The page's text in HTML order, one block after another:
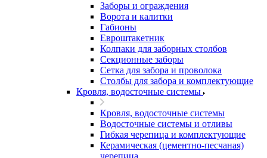
Заборы и ограждения
Ворота и калитки
Габионы
Евроштакетник
Колпаки для заборных столбов
Секционные заборы
Сетка для забора и проволока
Столбы для забора и комплектующие
Кровля, водосточные системы
Кровля, водосточные системы
Водосточные системы и отливы
Гибкая черепица и комплектующие
Керамическая (цементно-песчаная)
черепица